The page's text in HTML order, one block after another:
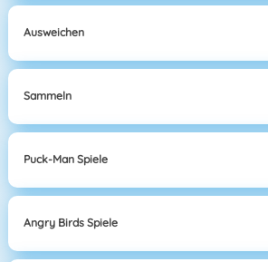
Ausweichen
Sammeln
Puck-Man Spiele
Angry Birds Spiele